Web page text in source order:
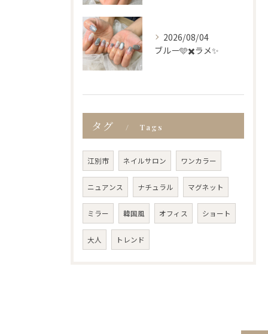
2026/08/04
ブルー🩵✖️ラメ✨
タグ Tags
江別市 ネイルサロン ワンカラー
ニュアンス ナチュラル マグネット
ミラー 韓国風 オフィス ショート
大人 トレンド